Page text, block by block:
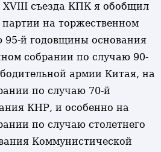
съезда КПК я обобщил
на торжественном
95-й годовщины основания
собрании по случаю 90-
армии Китая, на
по случаю 70-й
КНР, и особенно на
по случаю столетнего
Коммунистической